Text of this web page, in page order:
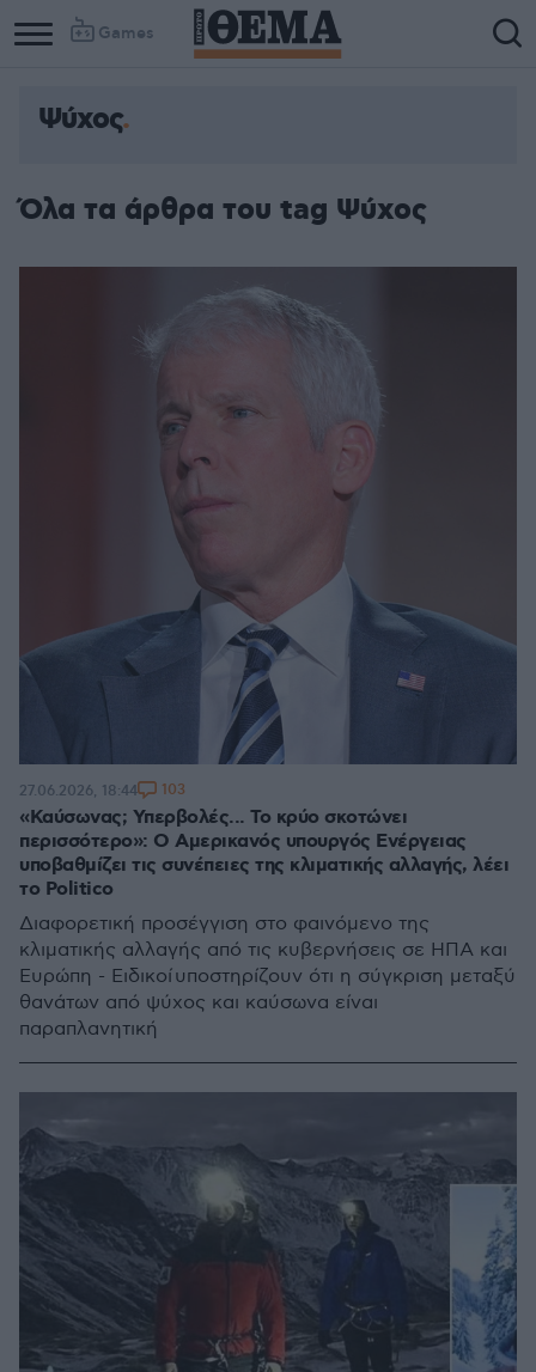
Games
Ψύχος
Όλα τα άρθρα του tag Ψύχος
«Καύσωνας; Υπερβολές... Το κρύο σκοτώνει
περισσότερο»: Ο Αμερικανός υπουργός Ενέργειας
υποβαθμίζει τις συνέπειες της κλιματικής αλλαγής, λέει
το Politico
Διαφορετική προσέγγιση στο φαινόμενο της
κλιματικής αλλαγής από τις κυβερνήσεις σε ΗΠΑ και
Ευρώπη - Ειδικοί υποστηρίζουν ότι η σύγκριση μεταξύ
θανάτων από ψύχος και καύσωνα είναι
παραπλανητική
27.06.2026, 18:44 103